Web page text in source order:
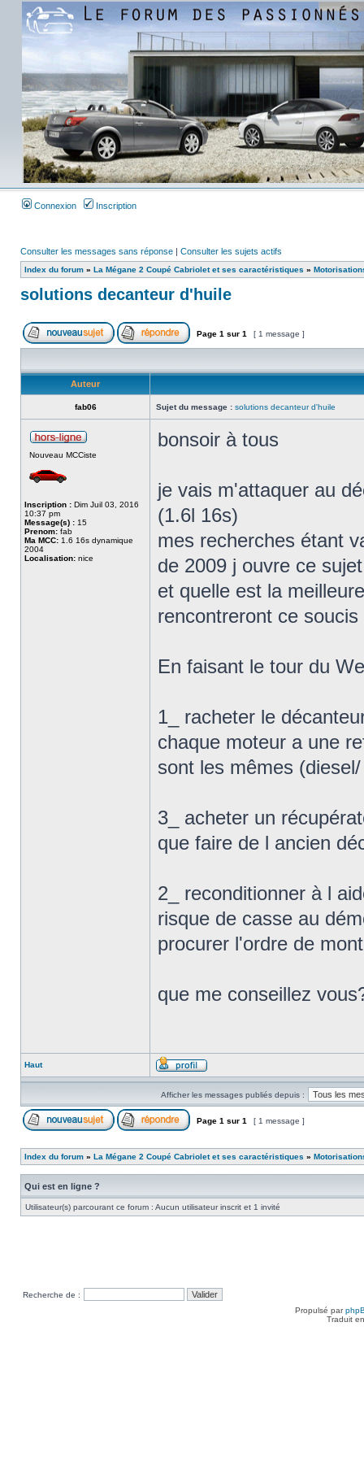
Connexion Inscription
Consulter les messages sans réponse | Consulter les sujets actifs
Index du forum » La Mégane 2 Coupé Cabriolet et ses caractéristiques »
solutions decanteur d'huile
Page 1 sur 1 [ 1 message ]
Auteur
fab06 Sujet du message : solutions decanteur d'huile
Nouveau MCCiste
Inscription : Dim Juil 03, 2016
10:37 pm
Message(s) : 15
Prenom: fab
Ma MCC: 1.6 16s dynamique
2004
Localisation: nice
bonsoir à tous
je vais m'attaquer au
(1.6l 16s)
mes recherches étant
de 2009 j ouvre ce
et quelle est la
rencontreront ce soucis
En faisant le tour du
1_ racheter le
chaque moteur a une
sont les mêmes
3_ acheter un
que faire de l ancien
2_ reconditionner à l
risque de casse au
procurer l'ordre de
que me conseillez
Haut
Afficher les messages publiés depuis :
Page 1 sur 1 [ 1 message ]
Index du forum » La Mégane 2 Coupé Cabriolet et ses caractéristiques »
Qui est en ligne ?
Utilisateur(s) parcourant ce forum : Aucun utilisateur inscrit et 1 invité
Recherche de :
Propulsé par
Traduit